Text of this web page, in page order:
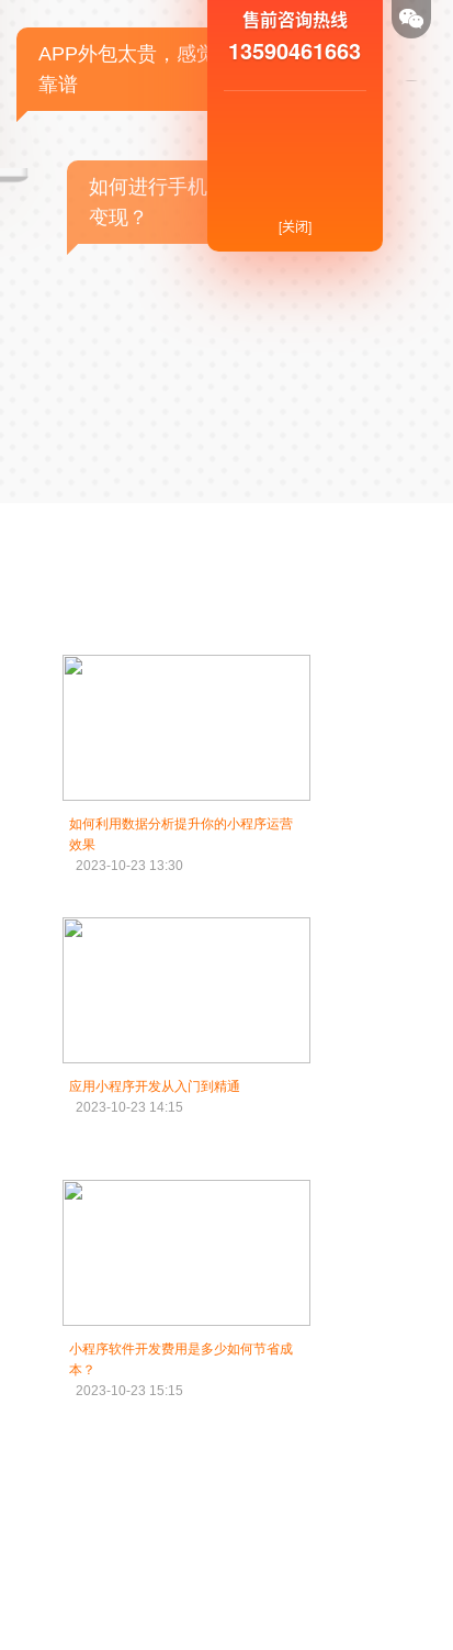
APP外包太贵，感觉不
靠谱
如何进行手机APP商业
变现？
如何利用数据分析提升你的小程序运营
效果
2023-10-23 13:30
应用小程序开发从入门到精通
2023-10-23 14:15
小程序软件开发费用是多少如何节省成
本？
2023-10-23 15:15
售前咨询热线
13590461663
[关闭]